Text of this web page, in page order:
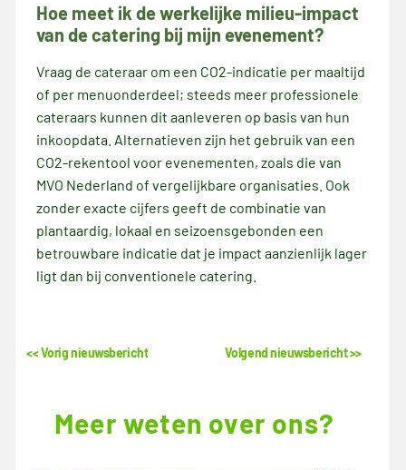
Hoe meet ik de werkelijke milieu-impact
van de catering bij mijn evenement?
Vraag de cateraar om een CO2-indicatie per maaltijd
of per menuonderdeel; steeds meer professionele
cateraars kunnen dit aanleveren op basis van hun
inkoopdata. Alternatieven zijn het gebruik van een
CO2-rekentool voor evenementen, zoals die van
MVO Nederland of vergelijkbare organisaties. Ook
zonder exacte cijfers geeft de combinatie van
plantaardig, lokaal en seizoensgebonden een
betrouwbare indicatie dat je impact aanzienlijk lager
ligt dan bij conventionele catering.
<< Vorig nieuwsbericht Volgend nieuwsbericht >>
Meer weten over ons?